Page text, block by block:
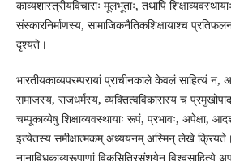
काव्यशास्त्रीयविचाराः मूलभूताः, तथापि
संस्कारनिर्माणस्य, सामाजिकनैतिकशिक्षायाश्च
दृश्यते।
भारतीयकाव्यपरम्परायां प्राचीनकाले केवलं साहित्यं न,
समाजस्य, राजधर्मस्य, व्यक्तित्वविकासस्य च
चम्पूकाव्येषु शिक्षाव्यवस्थायाः रूपं, प्रभावः, अपेक्षा,
इत्येतस्य समीक्षात्मकम् अध्ययनम् अस्मिन् लेखे क्रियते।
नानाविधकाव्यरूपाणां विकसितिरसंशयेन विश्वसाहित्ये